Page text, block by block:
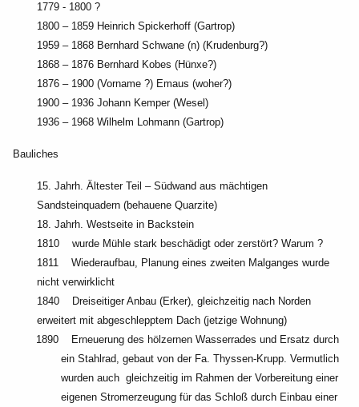
1779 - 1800 ?
1800 – 1859 Heinrich Spickerhoff (Gartrop)
1959 – 1868 Bernhard Schwane (n) (Krudenburg?)
1868 – 1876 Bernhard Kobes (Hünxe?)
1876 – 1900 (Vorname ?) Emaus (woher?)
1900 – 1936 Johann Kemper (Wesel)
1936 – 1968 Wilhelm Lohmann (Gartrop)
Bauliches
15. Jahrh. Ältester Teil – Südwand aus mächtigen
Sandsteinquadern (behauene Quarzite)
18. Jahrh. Westseite in Backstein
1810 wurde Mühle stark beschädigt oder zerstört? Warum ?
1811 Wiederaufbau, Planung eines zweiten Malganges wurde
nicht verwirklicht
1840 Dreiseitiger Anbau (Erker), gleichzeitig nach Norden
erweitert mit abgeschlepptem Dach (jetzige Wohnung)
1890 Erneuerung des hölzernen Wasserrades und Ersatz durch
ein Stahlrad, gebaut von der Fa. Thyssen-Krupp. Vermutlich
wurden auch gleichzeitig im Rahmen der Vorbereitung einer
eigenen Stromerzeugung für das Schloß durch Einbau einer